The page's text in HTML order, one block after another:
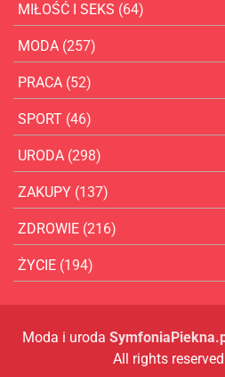
MIŁOŚĆ I SEKS (64)
MODA (257)
PRACA (52)
SPORT (46)
URODA (298)
ZAKUPY (137)
ZDROWIE (216)
ŻYCIE (194)
Moda i uroda
All rights